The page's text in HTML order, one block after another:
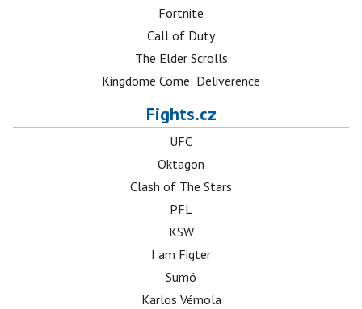
Fortnite
Call of Duty
The Elder Scrolls
Kingdome Come: Deliverence
Fights.cz
UFC
Oktagon
Clash of The Stars
PFL
KSW
I am Figter
Sumó
Karlos Vémola